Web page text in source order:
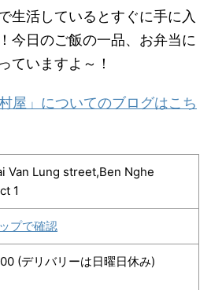
生活しているとすぐに手に入
今日のご飯の一品、お弁当に
ていますよ～！
屋」についてのブログはこち
Van Lung street,Ben Nghe
1
プで確認
(デリバリーは日曜日休み)